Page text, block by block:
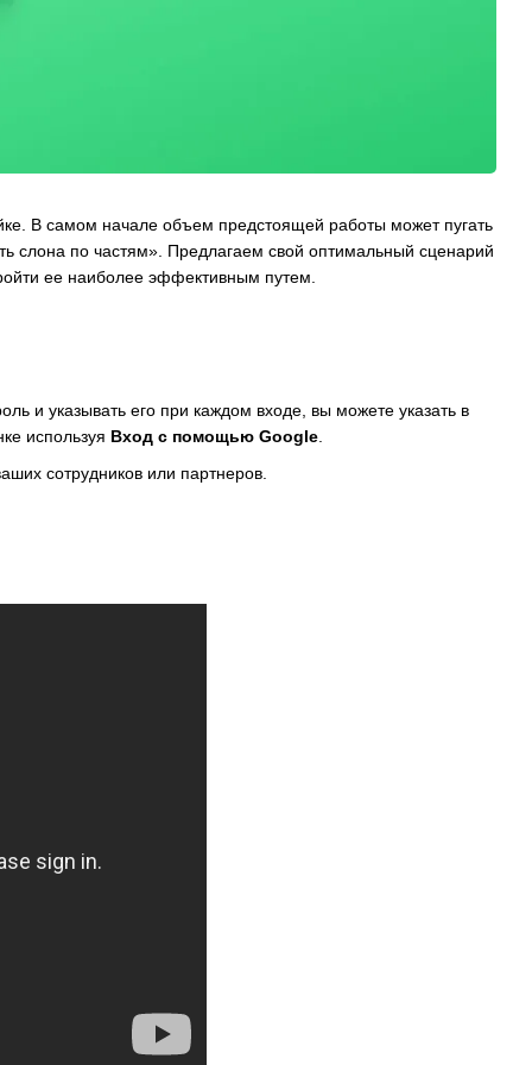
В самом начале объем предстоящей работы может пугать
слона по частям». Предлагаем свой оптимальный сценарий
ее наиболее эффективным путем.
и указывать его при каждом входе, вы можете указать в
используя Вход с помощью Google
сотрудников или партнеров.